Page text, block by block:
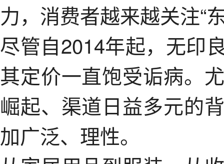
力，消费者越来越关注“
尽管自2014年起，无印
其定价一直饱受诟病。
崛起、渠道日益多元的
加广泛、理性。